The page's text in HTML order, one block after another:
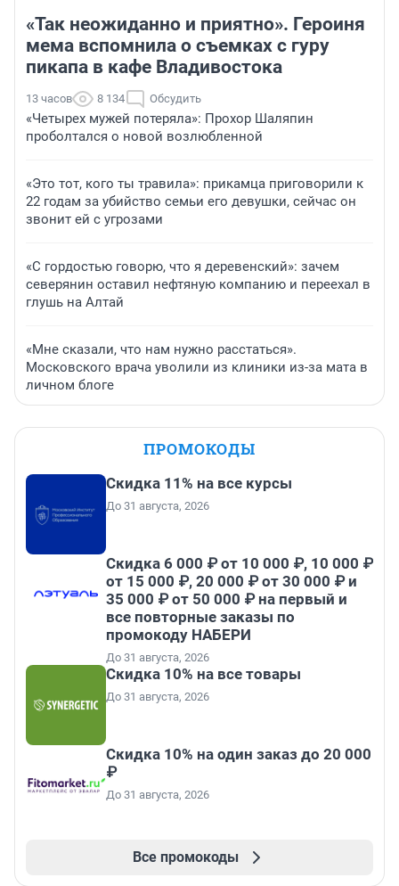
«Так неожиданно и приятно». Героиня
мема вспомнила о съемках с гуру
пикапа в кафе Владивостока
13 часов 8 134 Обсудить
«Четырех мужей потеряла»: Прохор Шаляпин
проболтался о новой возлюбленной
«Это тот, кого ты травила»: прикамца приговорили к
22 годам за убийство семьи его девушки, сейчас он
звонит ей с угрозами
«С гордостью говорю, что я деревенский»: зачем
северянин оставил нефтяную компанию и переехал в
глушь на Алтай
«Мне сказали, что нам нужно расстаться».
Московского врача уволили из клиники из-за мата в
личном блоге
ПРОМОКОДЫ
Скидка 11% на все курсы
До 31 августа, 2026
Скидка 6 000 ₽ от 10 000 ₽, 10 000 ₽
от 15 000 ₽, 20 000 ₽ от 30 000 ₽ и
35 000 ₽ от 50 000 ₽ на первый и
все повторные заказы по
промокоду НАБЕРИ
До 31 августа, 2026
Скидка 10% на все товары
До 31 августа, 2026
Скидка 10% на один заказ до 20 000
₽
До 31 августа, 2026
Все промокоды